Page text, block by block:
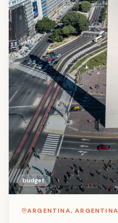
budget
ARGENTINA,ARGENTINA